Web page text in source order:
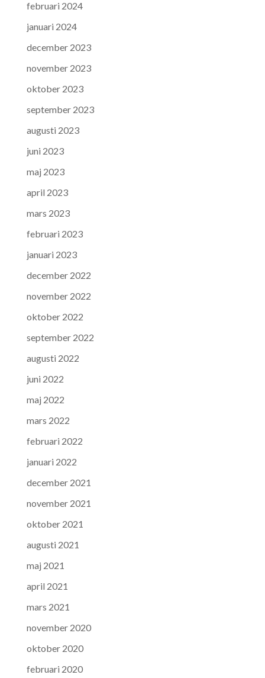
februari 2024
januari 2024
december 2023
november 2023
oktober 2023
september 2023
augusti 2023
juni 2023
maj 2023
april 2023
mars 2023
februari 2023
januari 2023
december 2022
november 2022
oktober 2022
september 2022
augusti 2022
juni 2022
maj 2022
mars 2022
februari 2022
januari 2022
december 2021
november 2021
oktober 2021
augusti 2021
maj 2021
april 2021
mars 2021
november 2020
oktober 2020
februari 2020